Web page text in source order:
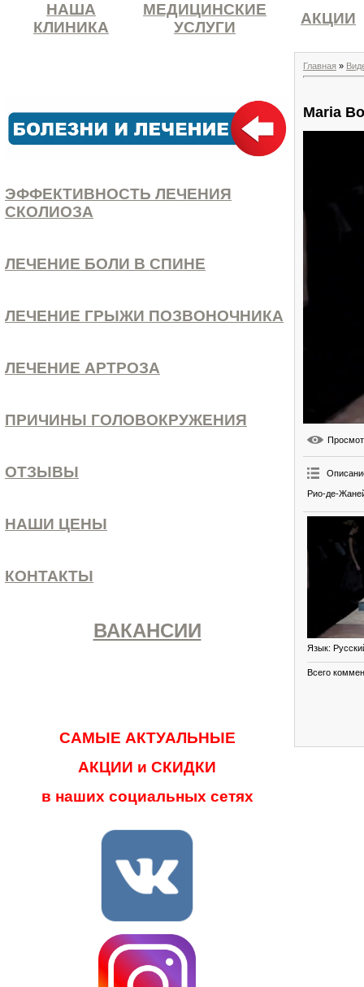
НАША
КЛИНИКА
МЕДИЦИНСКИЕ
УСЛУГИ
АКЦИИ
ЭФФЕКТИВНОСТЬ ЛЕЧЕНИЯ
СКОЛИОЗА
ЛЕЧЕНИЕ БОЛИ В СПИНЕ
ЛЕЧЕНИЕ ГРЫЖИ ПОЗВОНОЧНИКА
ЛЕЧЕНИЕ АРТРОЗА
ПРИЧИНЫ ГОЛОВОКРУЖЕНИЯ
ОТЗЫВЫ
НАШИ ЦЕНЫ
КОНТАКТЫ
ВАКАНСИИ
САМЫЕ АКТУАЛЬНЫЕ
АКЦИИ и СКИДКИ
в наших социальных сетях
Главная »
Maria
Рио-де-
Язык:
Всего